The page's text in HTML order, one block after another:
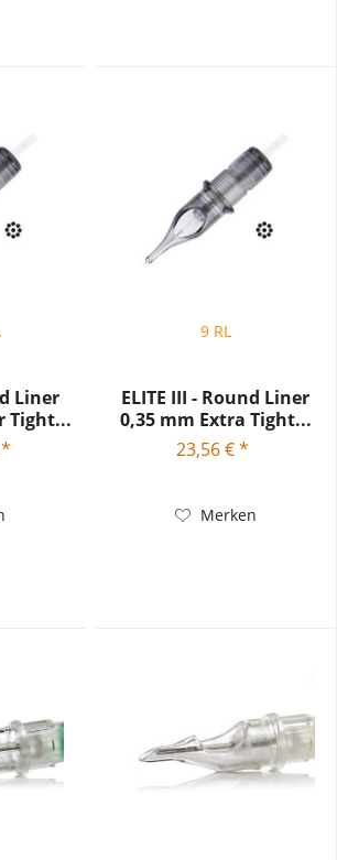
Liner
Tight...
9 RL
ELITE III - Round Liner
0,35 mm Extra Tight...
23,56 € *
Merken